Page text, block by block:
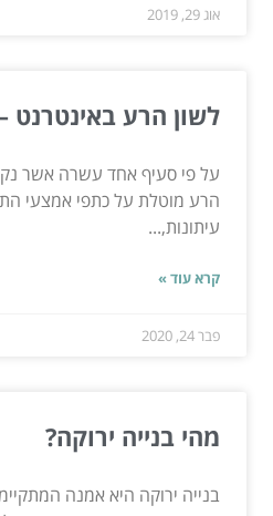
אוג 29, 2019
לשון הרע באינטרנט
על פי סעיף אחד עשרה אשר
הרע מוטלת על כתפי אמצעי
עיתונות,...
קרא עוד »
פבר 24, 2020
מהי בנייה ירוקה?
בנייה ירוקה היא אמנה